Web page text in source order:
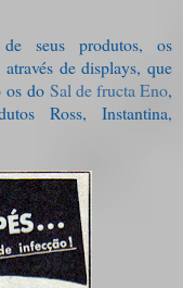
seus produtos, os
de displays, que
os do Sal de fructa Eno,
Ross, Instantina,